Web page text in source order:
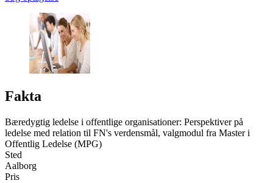
Fakta
Bæredygtig ledelse i offentlige organisationer: Perspektiver på
ledelse med relation til FN's verdensmål, valgmodul fra Master i
Offentlig Ledelse (MPG)
Sted
Aalborg
Pris